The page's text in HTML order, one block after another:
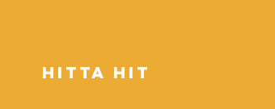
HITTA HIT